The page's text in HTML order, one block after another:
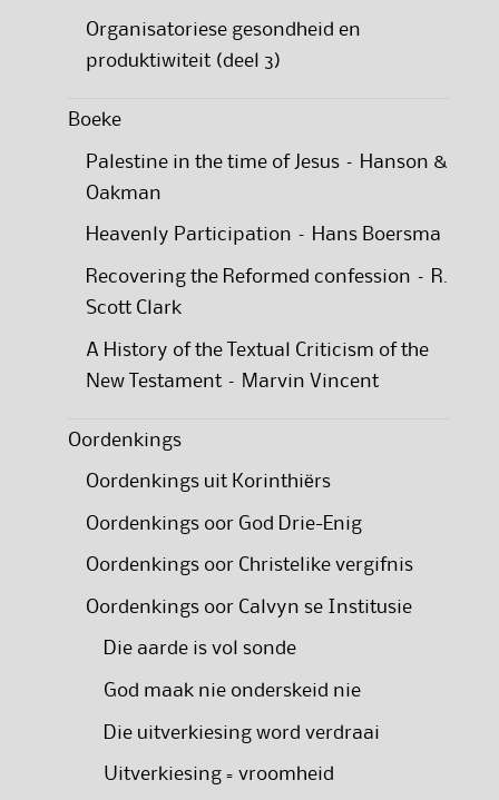
Organisatoriese gesondheid en
produktiwiteit (deel 3)
Boeke
Palestine in the time of Jesus – Hanson &
Oakman
Heavenly Participation – Hans Boersma
Recovering the Reformed confession – R.
Scott Clark
A History of the Textual Criticism of the
New Testament – Marvin Vincent
Oordenkings
Oordenkings uit Korinthiërs
Oordenkings oor God Drie-Enig
Oordenkings oor Christelike vergifnis
Oordenkings oor Calvyn se Institusie
Die aarde is vol sonde
God maak nie onderskeid nie
Die uitverkiesing word verdraai
Uitverkiesing = vroomheid